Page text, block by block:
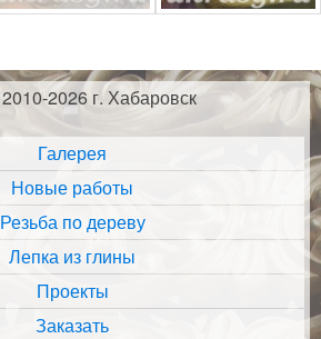
2010-2026 г. Хабаровск
Галерея
Новые работы
Резьба по дереву
Лепка из глины
Проекты
Заказать